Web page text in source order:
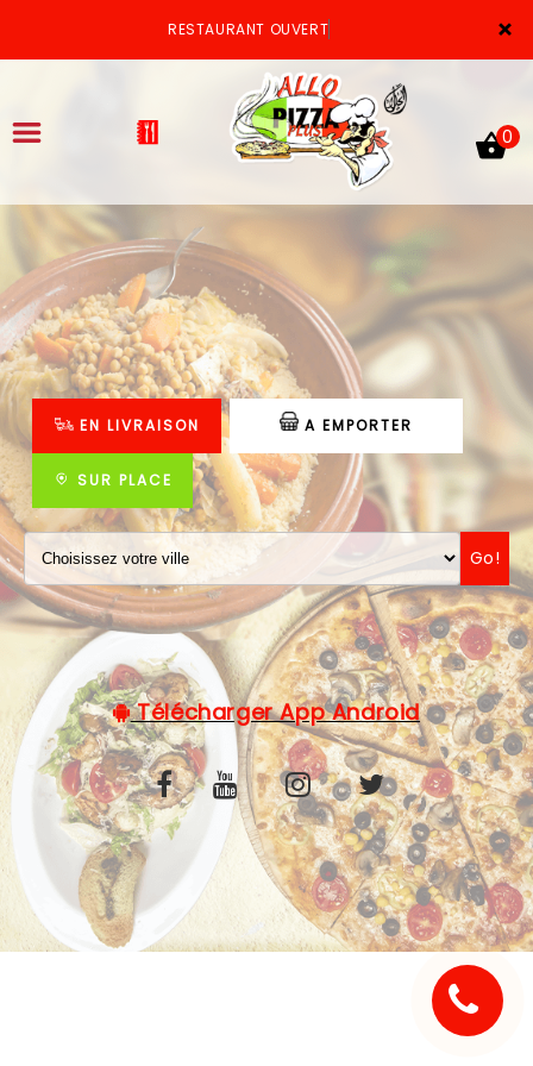
×
RESTAURANT OUVERT
ACCUEIL
LA CARTE
VOTRE COMPTE
NOTRE RESTAURANT
VOS AVIS
MENTIONS LÉGALES
0
EN LIVRAISON A EMPORTER
SUR PLACE
Go!
Télécharger App Android